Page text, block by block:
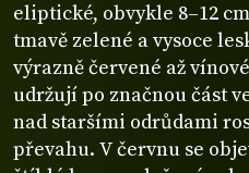
eliptické, obvykle 8–12
tmavě zelené a vysoce
výrazně červené až
udržují po značnou část
nad staršími odrůdami
převahu. V červnu se